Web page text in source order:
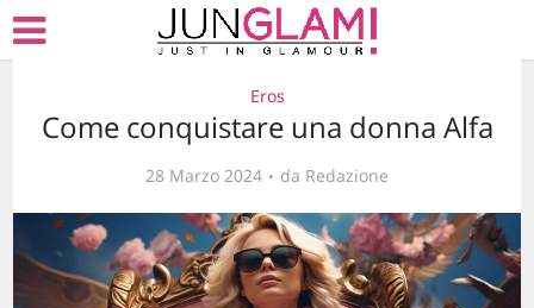
Eros
Come conquistare una donna Alfa
28 Marzo 2024 da Redazione